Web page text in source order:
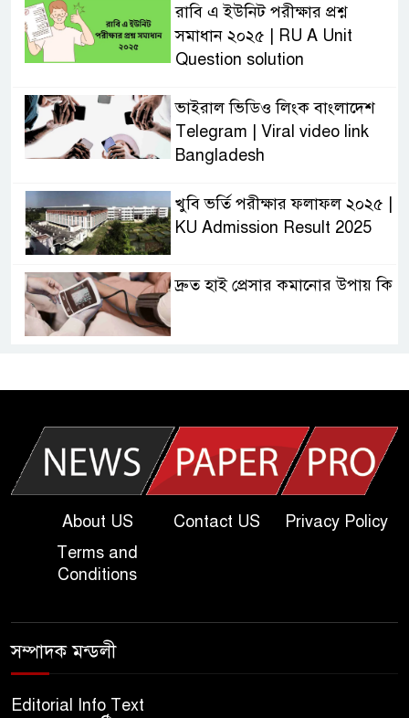
রাবি এ ইউনিট পরীক্ষার প্রশ্ন
সমাধান ২০২৫ | RU A Unit
Question solution
ভাইরাল ভিডিও লিংক বাংলাদেশ
Telegram | Viral video link
Bangladesh
খুবি ভর্তি পরীক্ষার ফলাফল ২০২৫ |
KU Admission Result 2025
দ্রুত হাই প্রেসার কমানোর উপায় কি
| Today Dakhil Exam
খুবি সি ইউনিট ভর্তি পরীক্ষার প্রশ্ন
২০২৫ | KU C Unit Admission
Question
About US Contact US
Privacy Policy
Terms and
Conditions
সম্পাদক মন্ডলী
Editorial Info Text